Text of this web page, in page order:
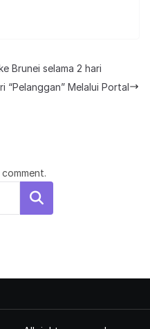
Brunei selama 2 hari
“Pelanggan” Melalui Portal
Search